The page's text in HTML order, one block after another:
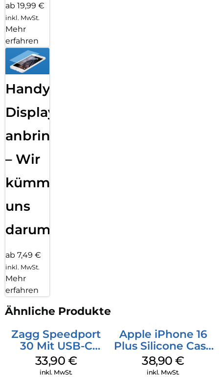
ab 19,99 €
inkl. MwSt.
Mehr
erfahren
Handy
Displayfolie
anbringen
– Wir
kümmern
uns
darum!
ab 7,49 €
inkl. MwSt.
Mehr
erfahren
Ähnliche Produkte
Zagg Speedport
30 Mit USB-C
Kabel Weiß
33,90 €
inkl. MwSt.
Apple iPhone 16
Plus Silicone Case
MagSafe Denim
38,90€
inkl. MwSt.